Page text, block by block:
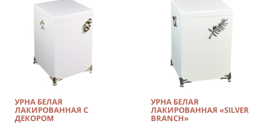
УРНА БЕЛАЯ
ЛАКИРОВАННАЯ С
ДЕКОРОМ
УРНА БЕЛАЯ
ЛАКИРОВАННАЯ «SILVER
BRANCH»